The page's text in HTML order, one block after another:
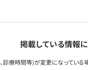
掲載している情報
診療時間等)が変更になっている